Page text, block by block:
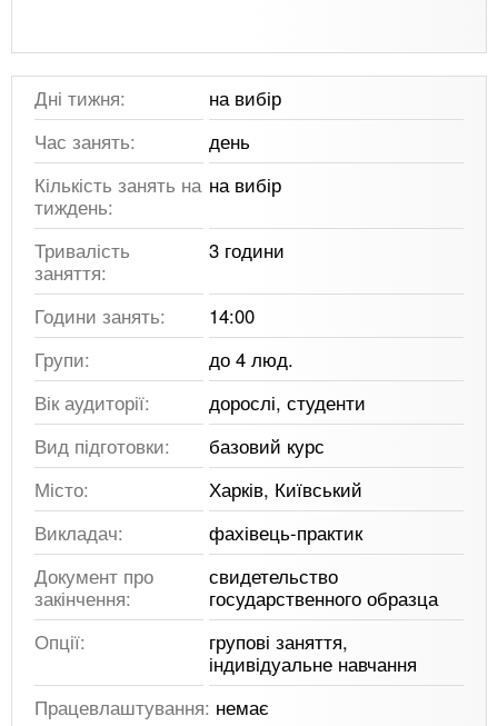
Дні тижня:
на вибір
Час занять:
день
Кількість занять на
тиждень:
на вибір
Тривалість
заняття:
3 години
Години занять:
14:00
Групи:
до 4 люд.
Вік аудиторії:
дорослі, студенти
Вид підготовки:
базовий курс
Місто:
Харків, Київський
Викладач:
фахівець-практик
Документ про
закінчення:
свидетельство
государственного образца
Опції:
групові заняття,
індивідуальне навчання
Працевлаштування: немає